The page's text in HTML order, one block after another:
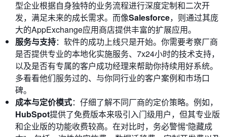
型企业根据自身独特的业务流程进行深度定制和二次开
发，满足未来的成长需求。而像Salesforce，则通过其庞
大的AppExchange应用商店提供丰富的扩展应用。
服务与支持：软件的成功上线只是开始。你需要考察厂商
是否提供专业的本地化实施服务、7x24小时的技术支持，
以及是否有专属的客户成功经理来帮助你持续用好系统。
多看看他们服务过的、与你同行业的客户案例和市场口
碑。
成本与定价模式：仔细了解不同厂商的定价策略。例如，
HubSpot提供了免费版本来吸引入门级用户，但其专业版
和企业版的功能收费较高。在对比时，务必警惕“隐藏成